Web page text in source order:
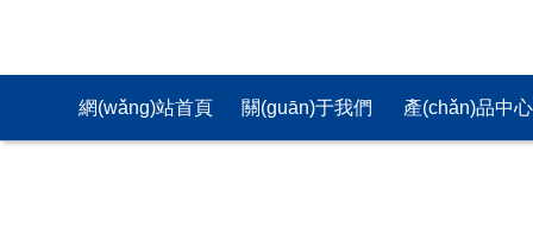
網(wǎng)站首頁 關(guān)于我們 產(chǎn)品中心